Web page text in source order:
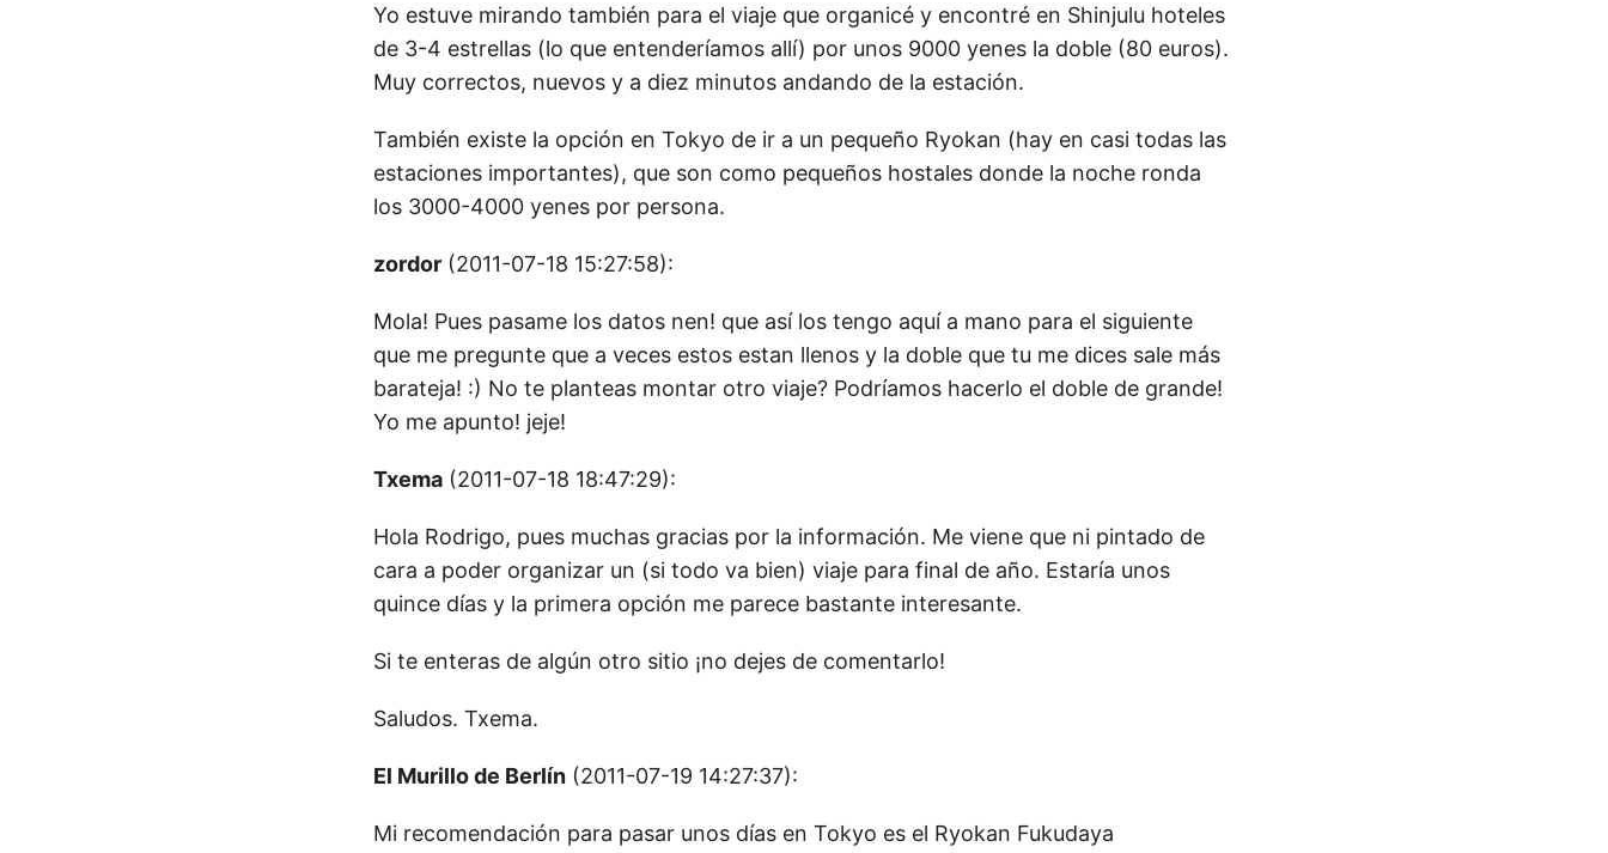
Yo estuve mirando también para el viaje que organicé y encontré en Shinjulu hoteles
de 3-4 estrellas (lo que entenderíamos allí) por unos 9000 yenes la doble (80 euros).
Muy correctos, nuevos y a diez minutos andando de la estación.
También existe la opción en Tokyo de ir a un pequeño Ryokan (hay en casi todas las
estaciones importantes), que son como pequeños hostales donde la noche ronda
los 3000-4000 yenes por persona.
zordor (2011-07-18 15:27:58):
Mola! Pues pasame los datos nen! que así los tengo aquí a mano para el siguiente
que me pregunte que a veces estos estan llenos y la doble que tu me dices sale más
barateja! :) No te planteas montar otro viaje? Podríamos hacerlo el doble de grande!
Yo me apunto! jeje!
Txema (2011-07-18 18:47:29):
Hola Rodrigo, pues muchas gracias por la información. Me viene que ni pintado de
cara a poder organizar un (si todo va bien) viaje para final de año. Estaría unos
quince días y la primera opción me parece bastante interesante.
Si te enteras de algún otro sitio ¡no dejes de comentarlo!
Saludos. Txema.
El Murillo de Berlín (2011-07-19 14:27:37):
Mi recomendación para pasar unos días en Tokyo es el Ryokan Fukudaya